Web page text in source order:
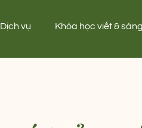
Dịch vụ Khóa học viết &